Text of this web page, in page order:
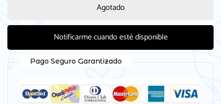
Agotado
Notificarme cuando esté disponible
Pago Seguro Garantizado